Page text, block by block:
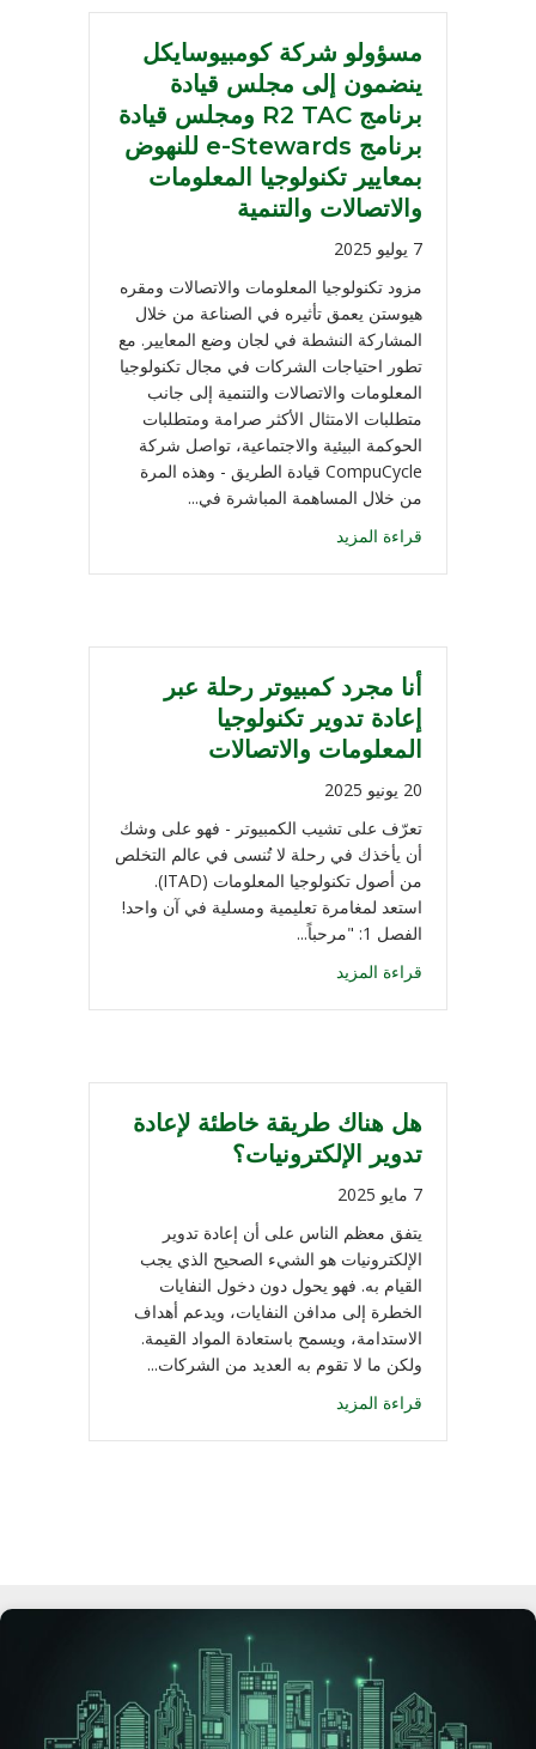
مسؤولو شركة كومبيوسايكل
ينضمون إلى مجلس قيادة
برنامج R2 TAC ومجلس قيادة
برنامج e-Stewards للنهوض
بمعايير تكنولوجيا المعلومات
والاتصالات والتنمية
7 يوليو 2025
مزود تكنولوجيا المعلومات والاتصالات ومقره
هيوستن يعمق تأثيره في الصناعة من خلال
المشاركة النشطة في لجان وضع المعايير. مع
تطور احتياجات الشركات في مجال تكنولوجيا
المعلومات والاتصالات والتنمية إلى جانب
متطلبات الامتثال الأكثر صرامة ومتطلبات
الحوكمة البيئية والاجتماعية، تواصل شركة
CompuCycle قيادة الطريق - وهذه المرة
من خلال المساهمة المباشرة في...
قراءة المزيد
أنا مجرد كمبيوتر رحلة عبر
إعادة تدوير تكنولوجيا
المعلومات والاتصالات
20 يونيو 2025
تعرّف على تشيب الكمبيوتر - فهو على وشك
أن يأخذك في رحلة لا تُنسى في عالم التخلص
من أصول تكنولوجيا المعلومات (ITAD).
استعد لمغامرة تعليمية ومسلية في آن واحد!
الفصل 1: "مرحباً...
قراءة المزيد
هل هناك طريقة خاطئة لإعادة
تدوير الإلكترونيات؟
7 مايو 2025
يتفق معظم الناس على أن إعادة تدوير
الإلكترونيات هو الشيء الصحيح الذي يجب
القيام به. فهو يحول دون دخول النفايات
الخطرة إلى مدافن النفايات، ويدعم أهداف
الاستدامة، ويسمح باستعادة المواد القيمة.
ولكن ما لا تقوم به العديد من الشركات...
قراءة المزيد